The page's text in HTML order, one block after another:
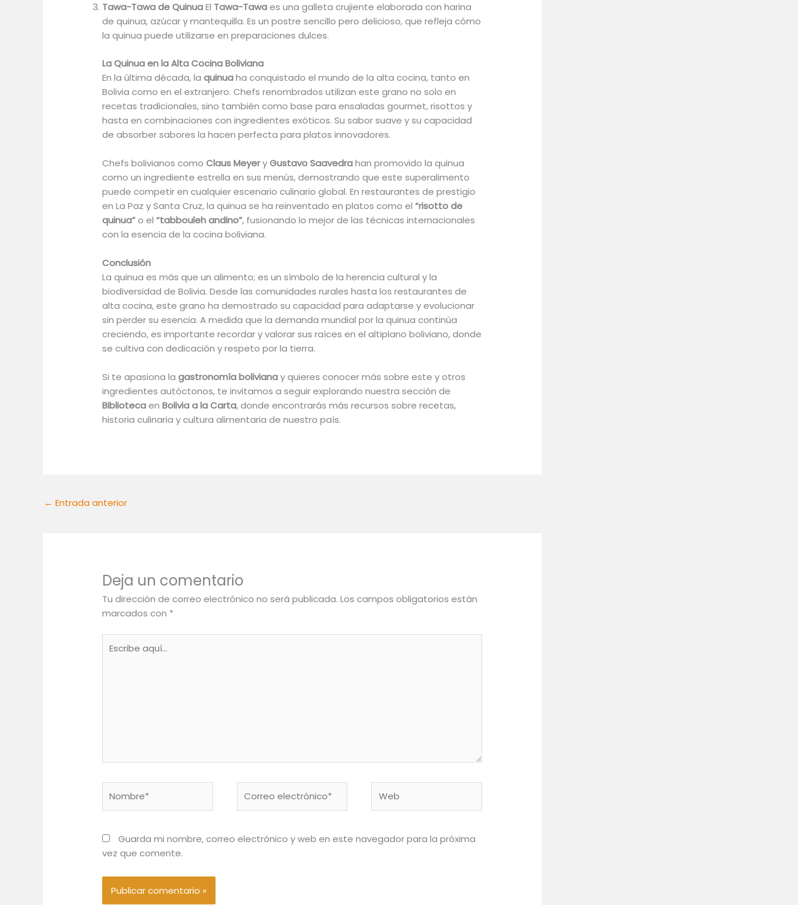
Tawa-Tawa de QuinuaEl Tawa-Tawaes una galleta crujiente elaborada con harina
de quinua, azúcar y mantequilla. Es un postre sencillo pero delicioso, que refleja cómo
la quinua puede utilizarse en preparaciones dulces.
La Quinua en la Alta Cocina Boliviana
En la última década, laquinuaha conquistado el mundo de la alta cocina, tanto en
Bolivia como en el extranjero. Chefs renombrados utilizan este grano no solo en
recetas tradicionales, sino también como base para ensaladas gourmet, risottos y
hasta en combinaciones con ingredientes exóticos. Su sabor suave y su capacidad
de absorber sabores la hacen perfecta para platos innovadores.
Chefs bolivianos comoClaus MeyeryGustavo Saavedrahan promovido la quinua
como un ingrediente estrella en sus menús, demostrando que este superalimento
puede competir en cualquier escenario culinario global. En restaurantes de prestigio
en La Paz y Santa Cruz, la quinua se ha reinventado en platos como el“risotto de
quinua”o el“tabbouleh andino”, fusionando lo mejor de las técnicas internacionales
con la esencia de la cocina boliviana.
Conclusión
La quinua es más que un alimento; es un símbolo de la herencia cultural y la
biodiversidad de Bolivia. Desde las comunidades rurales hasta los restaurantes de
alta cocina, este grano ha demostrado su capacidad para adaptarse y evolucionar
sin perder su esencia. A medida que la demanda mundial por la quinua continúa
creciendo, es importante recordar y valorar sus raíces en el altiplano boliviano, donde
se cultiva con dedicación y respeto por la tierra.
Si te apasiona lagastronomía bolivianay quieres conocer más sobre este y otros
ingredientes autóctonos, te invitamos a seguir explorando nuestra sección de
BibliotecaenBolivia a la Carta, donde encontrarás más recursos sobre recetas,
historia culinaria y cultura alimentaria de nuestro país.
← Entrada anterior
Deja un comentario
Tu dirección de correo electrónico no será publicada. Los campos obligatorios están
marcados con *
aquí...
electrónico*
Guarda mi nombre, correo electrónico y web en este navegador para la próxima
vez que comente.